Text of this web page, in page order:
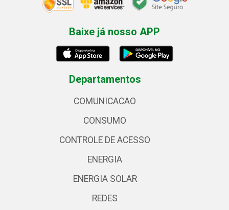
Baixe já nosso APP
Departamentos
COMUNICACAO
CONSUMO
CONTROLE DE ACESSO
ENERGIA
ENERGIA SOLAR
REDES